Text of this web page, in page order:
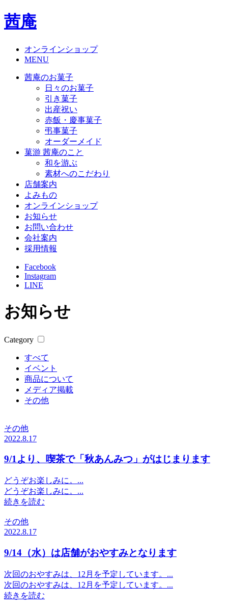
茜庵
オンラインショップ
MENU
茜庵のお菓子
日々のお菓子
引き菓子
出産祝い
赤飯・慶事菓子
弔事菓子
オーダーメイド
菓游 茜庵のこと
和を游ぶ
素材へのこだわり
店舗案内
よみもの
オンラインショップ
お知らせ
お問い合わせ
会社案内
採用情報
Facebook
Instagram
LINE
お知らせ
Category
すべて
イベント
商品について
メディア掲載
その他
その他
2022.8.17
9/1より、喫茶で「秋あんみつ」がはじまります
どうぞお楽しみに。...
どうぞお楽しみに。...
続きを読む
その他
2022.8.17
9/14（水）は店舗がおやすみとなります
次回のおやすみは、12月を予定しています。...
次回のおやすみは、12月を予定しています。...
続きを読む